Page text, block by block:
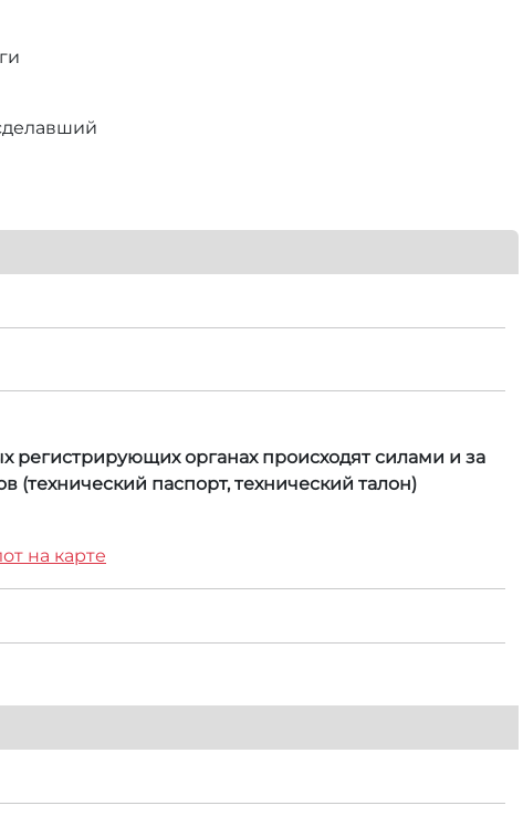
регистрирующих органах происходят силами и за
(технический паспорт, технический талон)
на карте